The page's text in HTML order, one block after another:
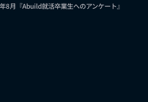
8月『Abuild就活卒業生へのアンケート』